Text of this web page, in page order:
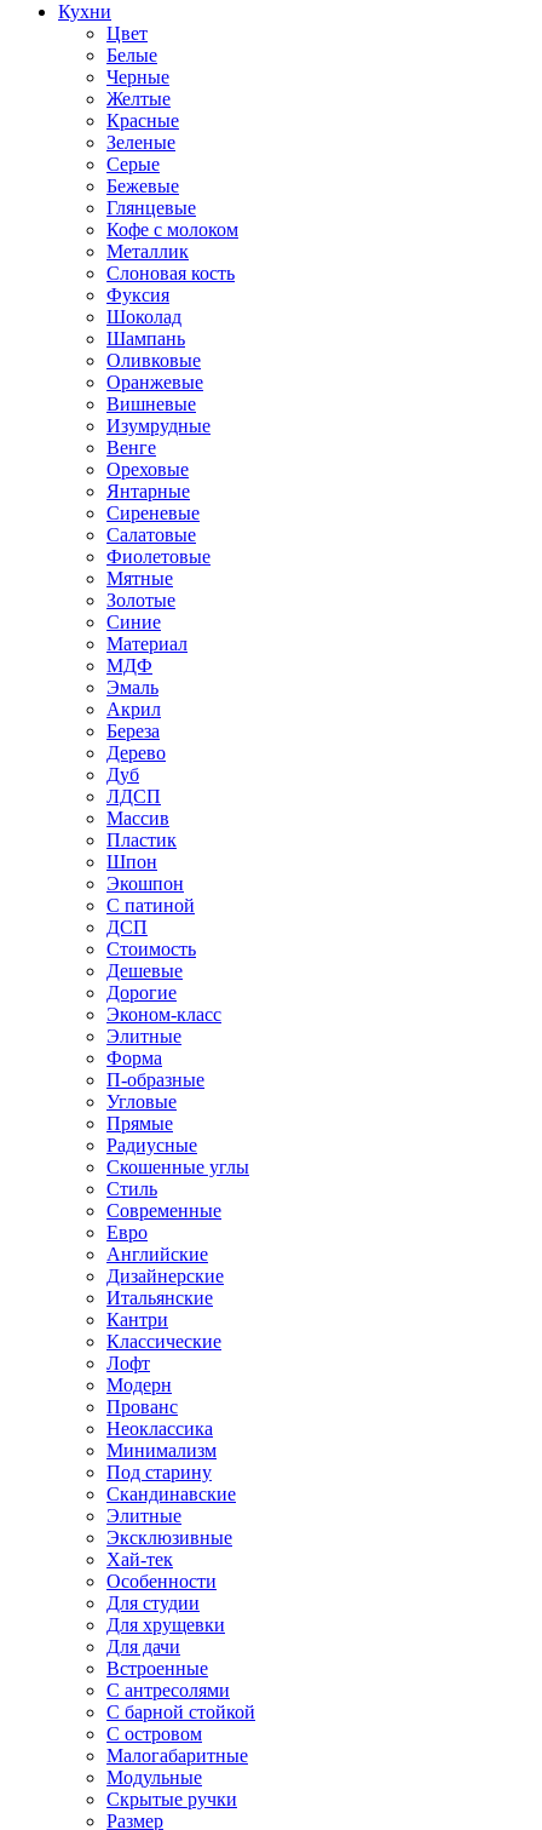
Кухни
Цвет
Белые
Черные
Желтые
Красные
Зеленые
Серые
Бежевые
Глянцевые
Кофе с молоком
Металлик
Слоновая кость
Фуксия
Шоколад
Шампань
Оливковые
Оранжевые
Вишневые
Изумрудные
Венге
Ореховые
Янтарные
Сиреневые
Салатовые
Фиолетовые
Мятные
Золотые
Синие
Материал
МДФ
Эмаль
Акрил
Береза
Дерево
Дуб
ЛДСП
Массив
Пластик
Шпон
Экошпон
С патиной
ДСП
Стоимость
Дешевые
Дорогие
Эконом-класс
Элитные
Форма
П-образные
Угловые
Прямые
Радиусные
Скошенные углы
Стиль
Современные
Евро
Английские
Дизайнерские
Итальянские
Кантри
Классические
Лофт
Модерн
Прованс
Неоклассика
Минимализм
Под старину
Скандинавские
Элитные
Эксклюзивные
Хай-тек
Особенности
Для студии
Для хрущевки
Для дачи
Встроенные
С антресолями
С барной стойкой
С островом
Малогабаритные
Модульные
Скрытые ручки
Размер